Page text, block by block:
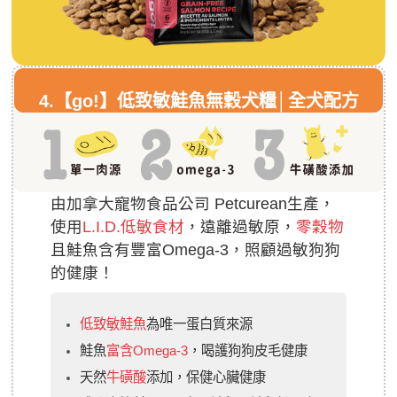
4. 【go!】低致敏鮭魚無穀犬糧│全犬配方
由加拿大寵物食品公司 Petcurean生產，
使用 L.I.D.低敏食材 ，遠離過敏原， 零穀物
且鮭魚含有豐富Omega-3，照顧過敏狗狗
的健康！
低致敏鮭魚為唯一蛋白質來源
鮭魚富含Omega-3 ，喝護狗狗皮毛健康
天然牛磺酸添加，保健心臟健康